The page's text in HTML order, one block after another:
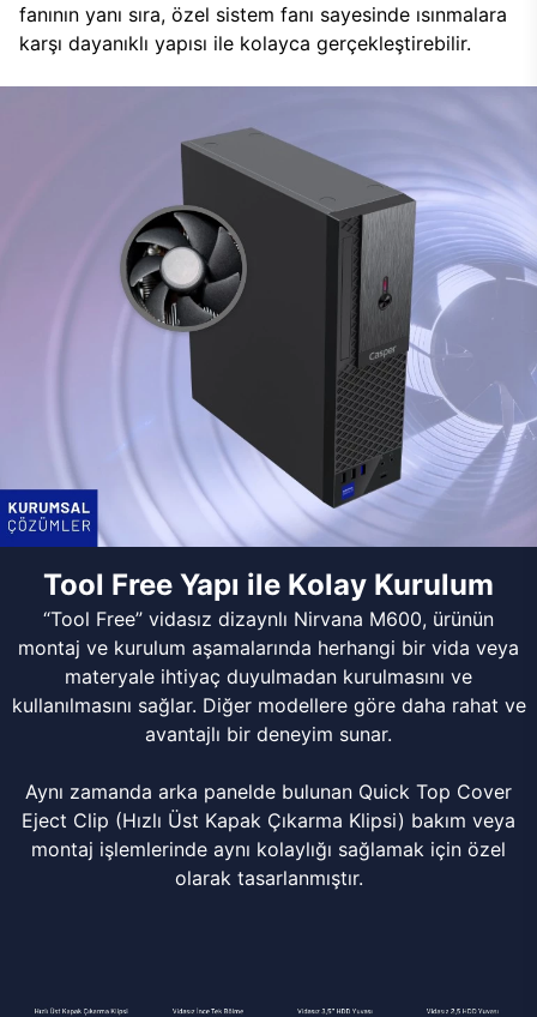
fanının yanı sıra, özel sistem fanı sayesinde ısınmalara
karşı dayanıklı yapısı ile kolayca gerçekleştirebilir.
Tool Free Yapı ile Kolay Kurulum
“Tool Free” vidasız dizaynlı Nirvana M600, ürünün
montaj ve kurulum aşamalarında herhangi bir vida veya
materyale ihtiyaç duyulmadan kurulmasını ve
kullanılmasını sağlar. Diğer modellere göre daha rahat ve
avantajlı bir deneyim sunar.
Aynı zamanda arka panelde bulunan Quick Top Cover
Eject Clip (Hızlı Üst Kapak Çıkarma Klipsi) bakım veya
montaj işlemlerinde aynı kolaylığı sağlamak için özel
olarak tasarlanmıştır.